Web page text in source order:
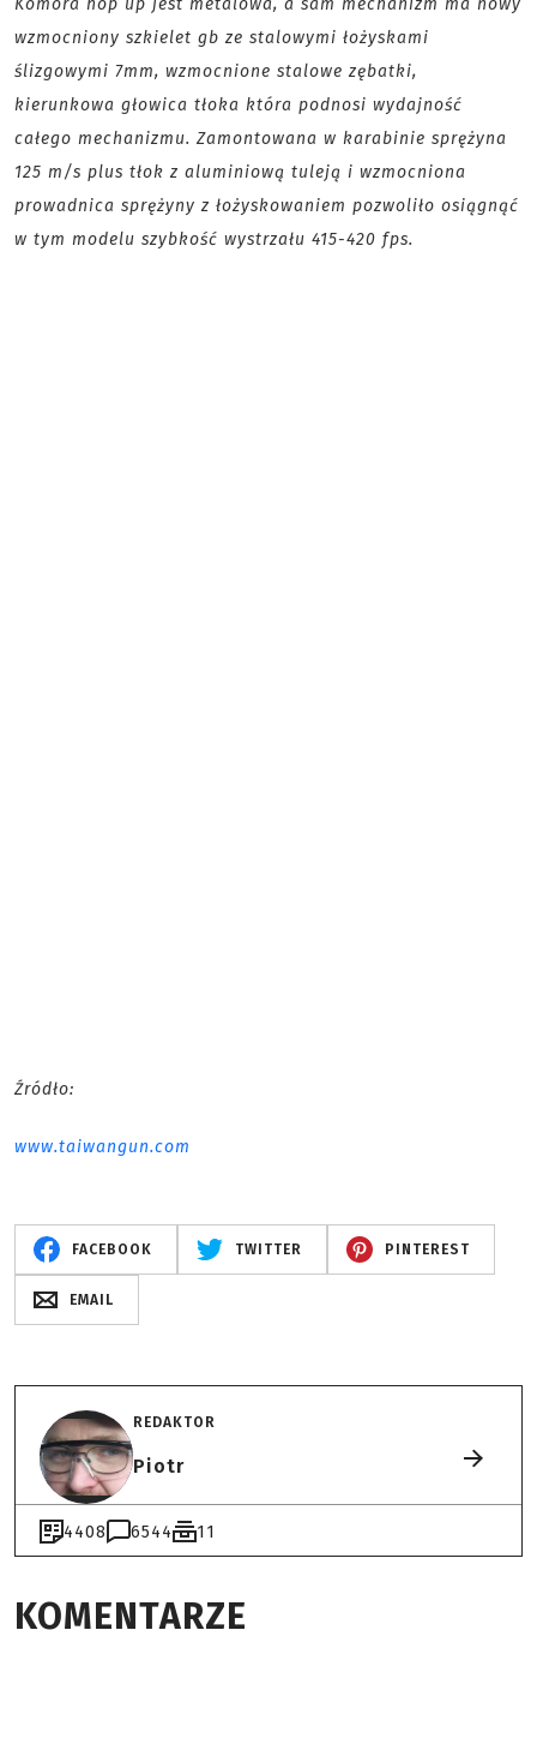
Komora hop up jest metalowa, a sam mechanizm ma nowy
wzmocniony szkielet gb ze stalowymi łożyskami
ślizgowymi 7mm, wzmocnione stalowe zębatki,
kierunkowa głowica tłoka która podnosi wydajność
całego mechanizmu. Zamontowana w karabinie sprężyna
125 m/s plus tłok z aluminiową tuleją i wzmocniona
prowadnica sprężyny z łożyskowaniem pozwoliło osiągnąć
w tym modelu szybkość wystrzału 415-420 fps.
Źródło:
www.taiwangun.com
FACEBOOK TWITTER PINTEREST
EMAIL
REDAKTOR
Piotr
4408 6544 11
KOMENTARZE